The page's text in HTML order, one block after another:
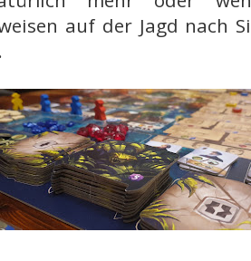
auf der Jagd nach